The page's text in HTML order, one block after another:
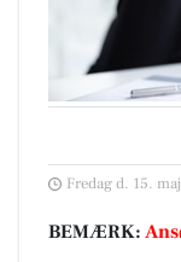
Fredag d. 15.
BEMÆRK: